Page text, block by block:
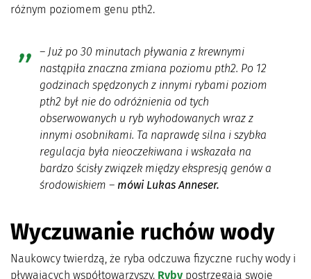
różnym poziomem genu pth2.
– Już po 30 minutach pływania z krewnymi
nastąpiła znaczna zmiana poziomu pth2. Po 12
godzinach spędzonych z innymi rybami poziom
pth2 był nie do odróżnienia od tych
obserwowanych u ryb wyhodowanych wraz z
innymi osobnikami. Ta naprawdę silna i szybka
regulacja była nieoczekiwana i wskazała na
bardzo ścisły związek między ekspresją genów a
środowiskiem – mówi Lukas Anneser.
Wyczuwanie ruchów wody
Naukowcy twierdzą, że ryba odczuwa fizyczne ruchy wody i
pływających współtowarzyszy. Ryby postrzegają swoje